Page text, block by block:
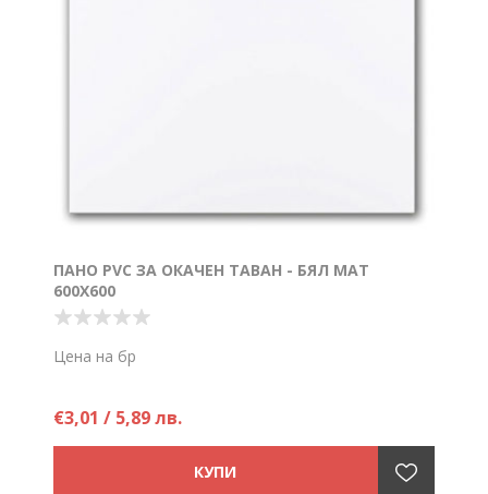
ПАНО PVC ЗА ОКАЧЕН ТАВАН - БЯЛ МАТ
600Х600
Цена на бр
€3,01 / 5,89 лв.